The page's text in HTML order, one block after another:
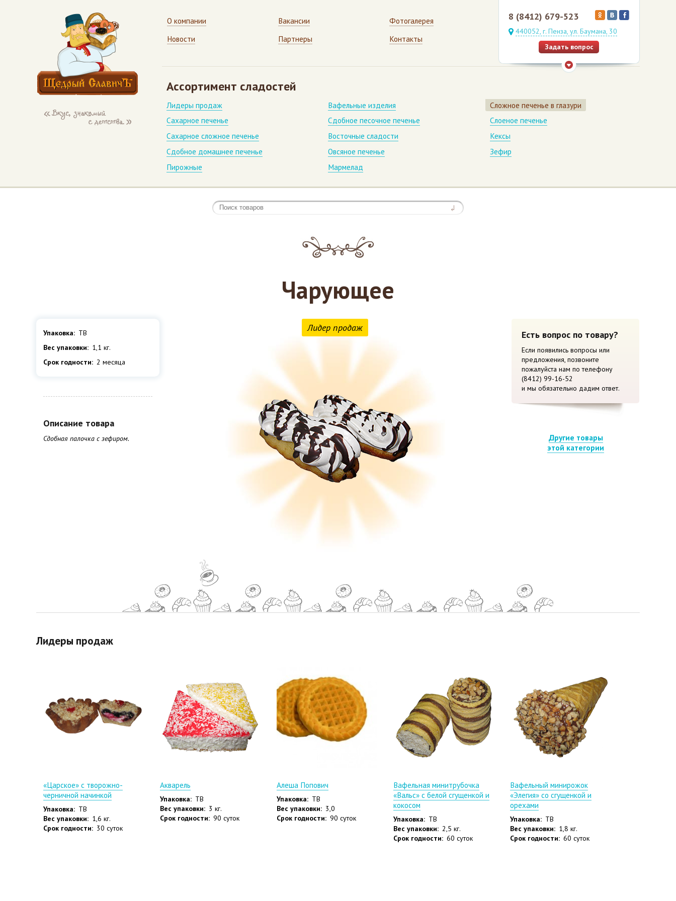
8 (8412) 679-523
440052, г. Пенза, ул. Баумана, 30
Задать вопрос
О компании
Новости
Вакансии
Партнеры
Фотогалерея
Контакты
Ассортимент сладостей
Лидеры продаж
Сахарное печенье
Сахарное сложное печенье
Сдобное домашнее печенье
Пирожные
Вафельные изделия
Сдобное песочное печенье
Восточные сладости
Овсяное печенье
Мармелад
Сложное печенье в глазури
Слоеное печенье
Кексы
Зефир
Чарующее
Упаковка: ТВ
Вес упаковки: 1,1 кг.
Срок годности: 2 месяца
Описание товара
Сдобная палочка с зефиром.
Есть вопрос по товару?
Если появились вопросы или
предложения, позвоните
пожалуйста нам по телефону
(8412) 99-16-52
и мы обязательно дадим ответ.
Другие товары
этой категории
Лидер продаж
Лидеры продаж
«Царское» с творожно-
черничной начинкой
Упаковка: ТВ
Вес упаковки: 1,6 кг.
Срок годности: 30 суток
Акварель
Упаковка: ТВ
Вес упаковки: 3 кг.
Срок годности: 90 суток
Алеша Попович
Упаковка: ТВ
Вес упаковки: 3,0
Срок годности: 90 суток
Вафельная минитрубочка
«Вальс» с белой сгущенкой и
кокосом
Упаковка: ТВ
Вес упаковки: 2,5 кг.
Срок годности: 60 суток
Вафельный минирожок
«Элегия» со сгущенкой и
орехами
Упаковка: ТВ
Вес упаковки: 1,8 кг.
Срок годности: 60 суток